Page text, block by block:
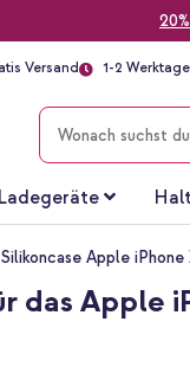
Versand 1-2
SUCHE
Ladegeräte
Apple
das Apple